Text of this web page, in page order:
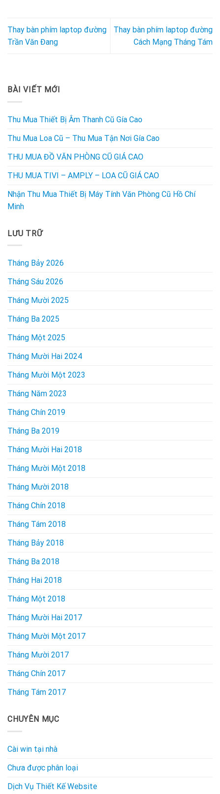
Thay bàn phím laptop đường
Trần Văn Đang
Thay bàn phím laptop đường
Cách Mạng Tháng Tám
BÀI VIẾT MỚI
Thu Mua Thiết Bị Âm Thanh Cũ Gía Cao
Thu Mua Loa Cũ – Thu Mua Tận Nơi Gía Cao
THU MUA ĐỒ VĂN PHÒNG CŨ GIÁ CAO
THU MUA TIVI – AMPLY – LOA CŨ GIÁ CAO
Nhận Thu Mua Thiết Bị Máy Tính Văn Phòng Cũ Hồ Chí
Minh
LƯU TRỮ
Tháng Bảy 2026
Tháng Sáu 2026
Tháng Mười 2025
Tháng Ba 2025
Tháng Một 2025
Tháng Mười Hai 2024
Tháng Mười Một 2023
Tháng Năm 2023
Tháng Chín 2019
Tháng Ba 2019
Tháng Mười Hai 2018
Tháng Mười Một 2018
Tháng Mười 2018
Tháng Chín 2018
Tháng Tám 2018
Tháng Bảy 2018
Tháng Ba 2018
Tháng Hai 2018
Tháng Một 2018
Tháng Mười Hai 2017
Tháng Mười Một 2017
Tháng Mười 2017
Tháng Chín 2017
Tháng Tám 2017
CHUYÊN MỤC
Cài win tại nhà
Chưa được phân loại
Dịch Vụ Thiết Kế Website